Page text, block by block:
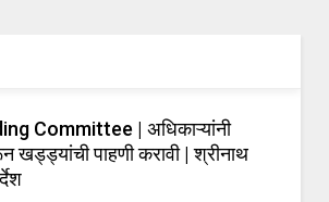
Committee | अधिकाऱ्यांनी
खड्ड्यांची पाहणी करावी | श्रीनाथ